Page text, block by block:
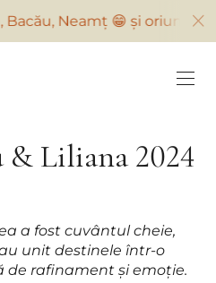
și oriunde suntem solicitați
& Liliana 2024
a fost cuvântul cheie,
unit destinele într-o
de rafinament și emoție.